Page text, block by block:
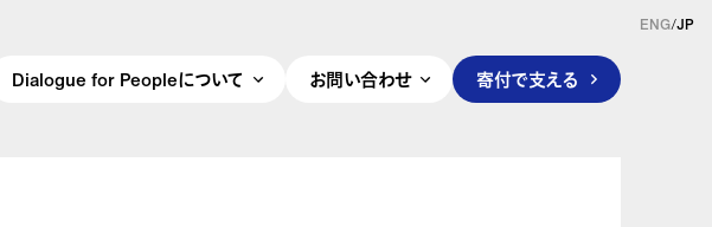
Dialogue for Peopleについて お問い合わせ 寄付で支える
ENG/JP